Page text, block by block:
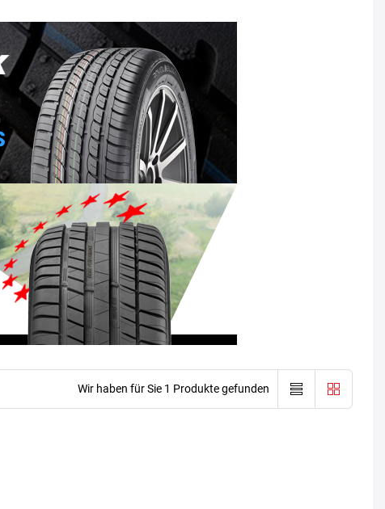
Wir haben für Sie 1 Produkte gefunden